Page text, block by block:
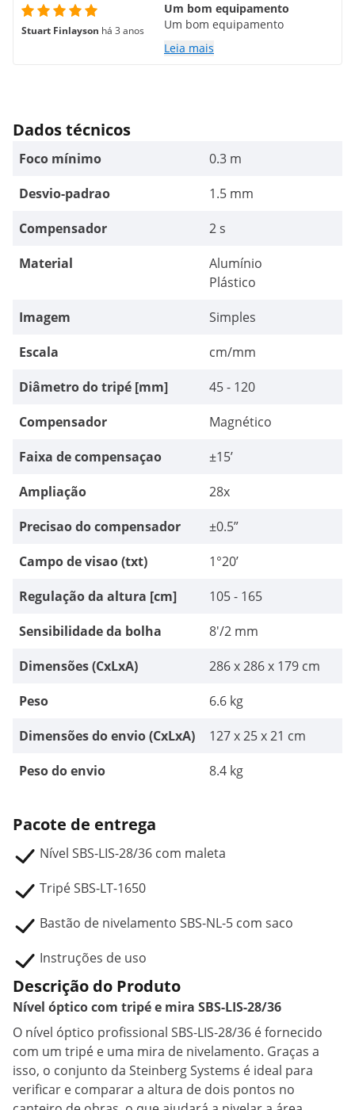
Stuart Finlayson há 3 anos
Um bom equipamento
Um bom equipamento
Leia mais
Dados técnicos
Foco mínimo
0.3 m
Desvio-padrao
1.5 mm
Compensador
2 s
Material
Alumínio
Plástico
Imagem
Simples
Escala
cm/mm
Diâmetro do tripé [mm]
45 - 120
Compensador
Magnético
Faixa de compensaçao
±15’
Ampliação
28x
Precisao do compensador
±0.5”
Campo de visao (txt)
1°20’
Regulação da altura [cm]
105 - 165
Sensibilidade da bolha
8'/2 mm
Dimensões (CxLxA)
286 x 286 x 179 cm
Peso
6.6 kg
Dimensões do envio (CxLxA)
127 x 25 x 21 cm
Peso do envio
8.4 kg
Pacote de entrega
Nível SBS-LIS-28/36 com maleta
Tripé SBS-LT-1650
Bastão de nivelamento SBS-NL-5 com saco
Instruções de uso
Descrição do Produto
Nível óptico com tripé e mira SBS-LIS-28/36
O nível óptico profissional SBS-LIS-28/36 é fornecido
com um tripé e uma mira de nivelamento. Graças a
isso, o conjunto da Steinberg Systems é ideal para
verificar e comparar a altura de dois pontos no